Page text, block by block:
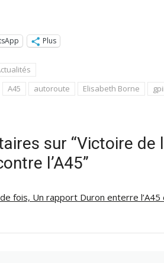
Plus
A45 autoroute Elisabeth Borne gpii
sur “Victoire de
l’A45”
fois, Un rapport Duron enterre